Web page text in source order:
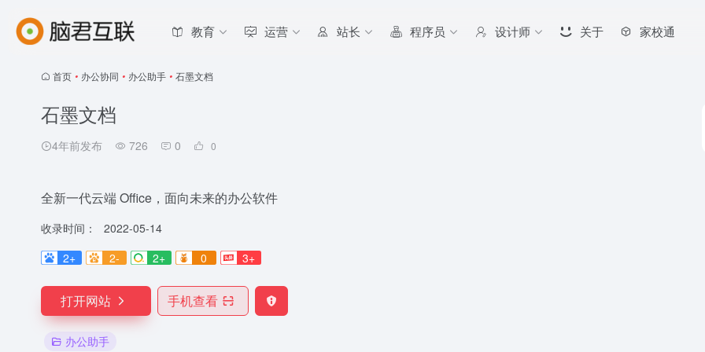
教育 运营 站长 程序员 设计师 关于 家校通
首页 • 办公协同 • 办公助手 • 石墨文档
石墨文档
4年前发布 726 0 0
全新一代云端 Office，面向未来的办公软件
收录时间：
2022-05-14
2+
2- 2+ 0 3+
打开网站 手机查看
办公助手